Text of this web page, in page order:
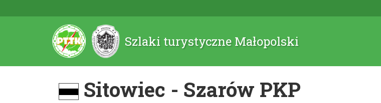
Szlaki turystyczne Małopolski
Sitowiec - Szarów PKP